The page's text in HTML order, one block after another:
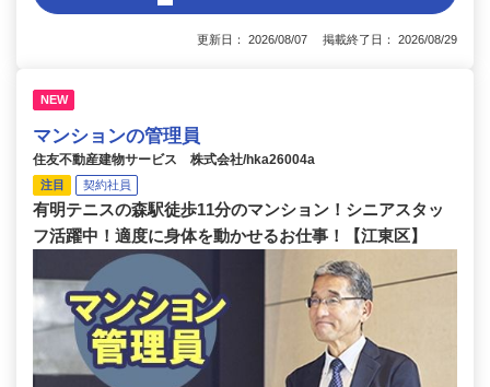
更新日： 2026/08/07 掲載終了日： 2026/08/29
NEW
マンションの管理員
住友不動産建物サービス 株式会社/hka26004a
注目 契約社員
有明テニスの森駅徒歩11分のマンション！シニアスタッ
フ活躍中！適度に身体を動かせるお仕事！【江東区】